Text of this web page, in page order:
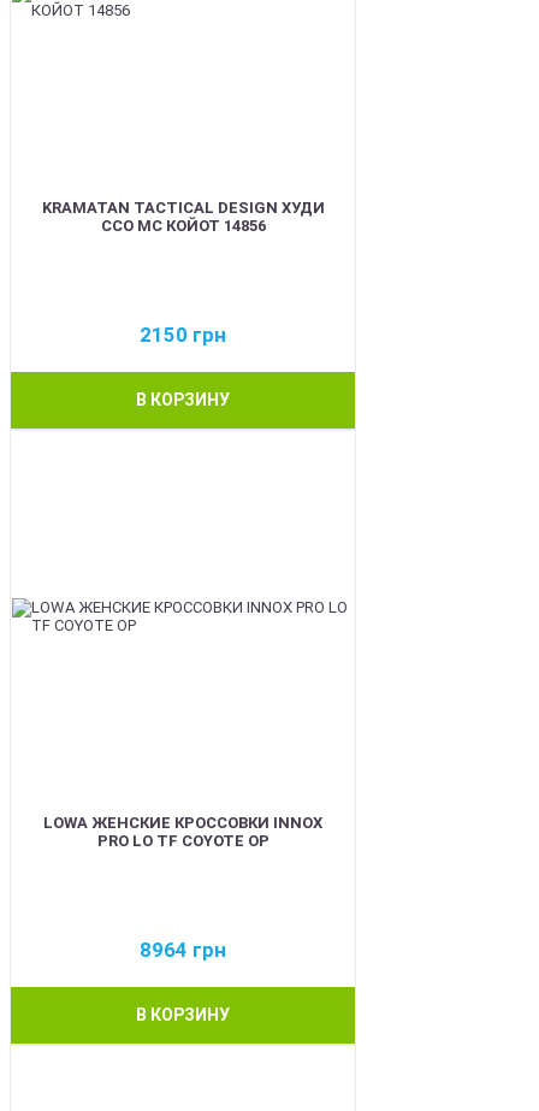
KRAMATAN TACTICAL DESIGN ХУДИ
ССО МС КОЙОТ 14856
2150 грн
В КОРЗИНУ
LOWA ЖЕНСКИЕ КРОССОВКИ INNOX
PRO LO TF COYOTE OP
8964 грн
В КОРЗИНУ